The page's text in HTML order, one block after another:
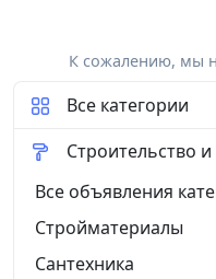
К сожалению, мы
Все категории
Строительство
Все объявления
Стройматериалы
Сантехника